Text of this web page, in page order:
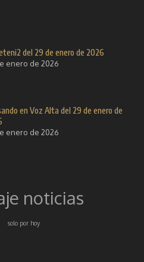
del 29 de enero de 2026
enero de 2026
en Voz Alta del 29 de enero de
enero de 2026
noticias
solo por hoy